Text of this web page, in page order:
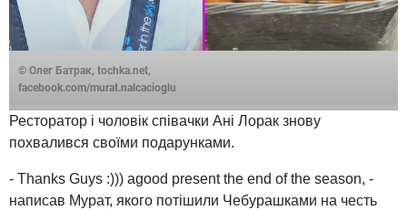
© Олег Батрак, tochka.net,
facebook.com/murat.nalcacioglu
Ресторатор і чоловік співачки Ані Лорак знову
похвалився своїми подарунками.
- Thanks Guys :))) agood present the end of the season, -
написав Мурат, якого потішили Чебурашками на честь